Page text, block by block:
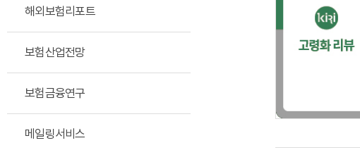
해외보험리포트
보험산업전망
보험금융연구
메일링서비스